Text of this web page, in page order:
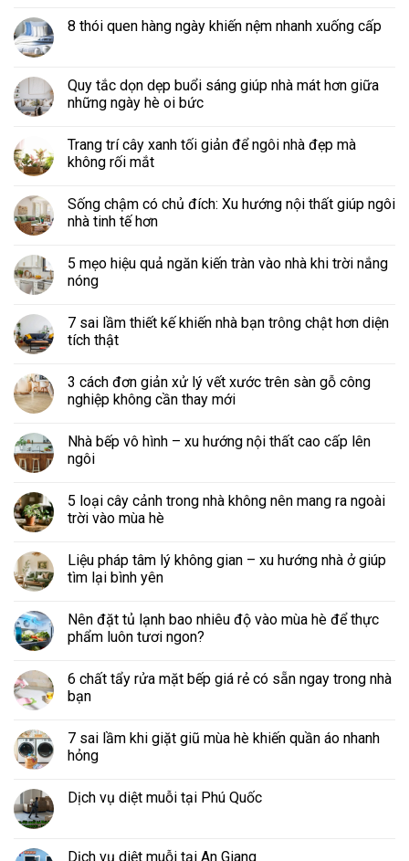
8 thói quen hàng ngày khiến nệm nhanh xuống cấp
Quy tắc dọn dẹp buổi sáng giúp nhà mát hơn giữa
những ngày hè oi bức
Trang trí cây xanh tối giản để ngôi nhà đẹp mà
không rối mắt
Sống chậm có chủ đích: Xu hướng nội thất giúp ngôi
nhà tinh tế hơn
5 mẹo hiệu quả ngăn kiến tràn vào nhà khi trời nắng
nóng
7 sai lầm thiết kế khiến nhà bạn trông chật hơn diện
tích thật
3 cách đơn giản xử lý vết xước trên sàn gỗ công
nghiệp không cần thay mới
Nhà bếp vô hình – xu hướng nội thất cao cấp lên
ngôi
5 loại cây cảnh trong nhà không nên mang ra ngoài
trời vào mùa hè
Liệu pháp tâm lý không gian – xu hướng nhà ở giúp
tìm lại bình yên
Nên đặt tủ lạnh bao nhiêu độ vào mùa hè để thực
phẩm luôn tươi ngon?
6 chất tẩy rửa mặt bếp giá rẻ có sẵn ngay trong nhà
bạn
7 sai lầm khi giặt giũ mùa hè khiến quần áo nhanh
hỏng
Dịch vụ diệt muỗi tại Phú Quốc
Dịch vụ diệt muỗi tại An Giang